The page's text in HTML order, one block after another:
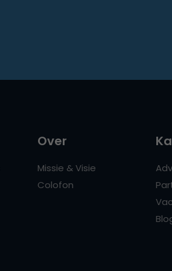
Over
Missie & Visie
Colofon